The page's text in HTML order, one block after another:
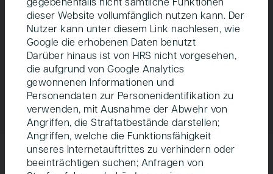
Wohnungskategorie Flächenanteil
Preisgünstige Mietwohnungen
Konventionelle Mietwohnungen
Eigentumswohnungen
dieser Website vollumfänglich nutzen kann. Der
Nutzer kann unter diesem Link nachlesen, wie
Google die erhobenen Daten benutzt
Darüber hinaus ist von HRS nicht vorgesehen,
die aufgrund von Google Analytics
gewonnenen Informationen und
Personendaten zur Personenidentifikation zu
verwenden, mit Ausnahme der Abwehr von
Angriffen, die Straftatbestände darstellen;
Angriffen, welche die Funktionsfähigkeit
unseres Internetauftrittes zu verhindern oder
beeinträchtigen suchen; Anfragen von